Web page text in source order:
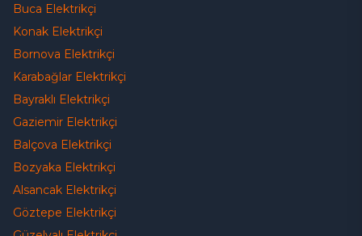
Buca Elektrikçi
Konak Elektrikçi
Bornova Elektrikçi
Karabağlar Elektrikçi
Bayraklı Elektrikçi
Gaziemir Elektrikçi
Balçova Elektrikçi
Bozyaka Elektrikçi
Alsancak Elektrikçi
Göztepe Elektrikçi